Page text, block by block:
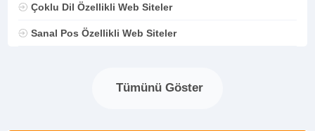
Çoklu Dil Özellikli Web Siteler
Sanal Pos Özellikli Web Siteler
Tümünü Göster